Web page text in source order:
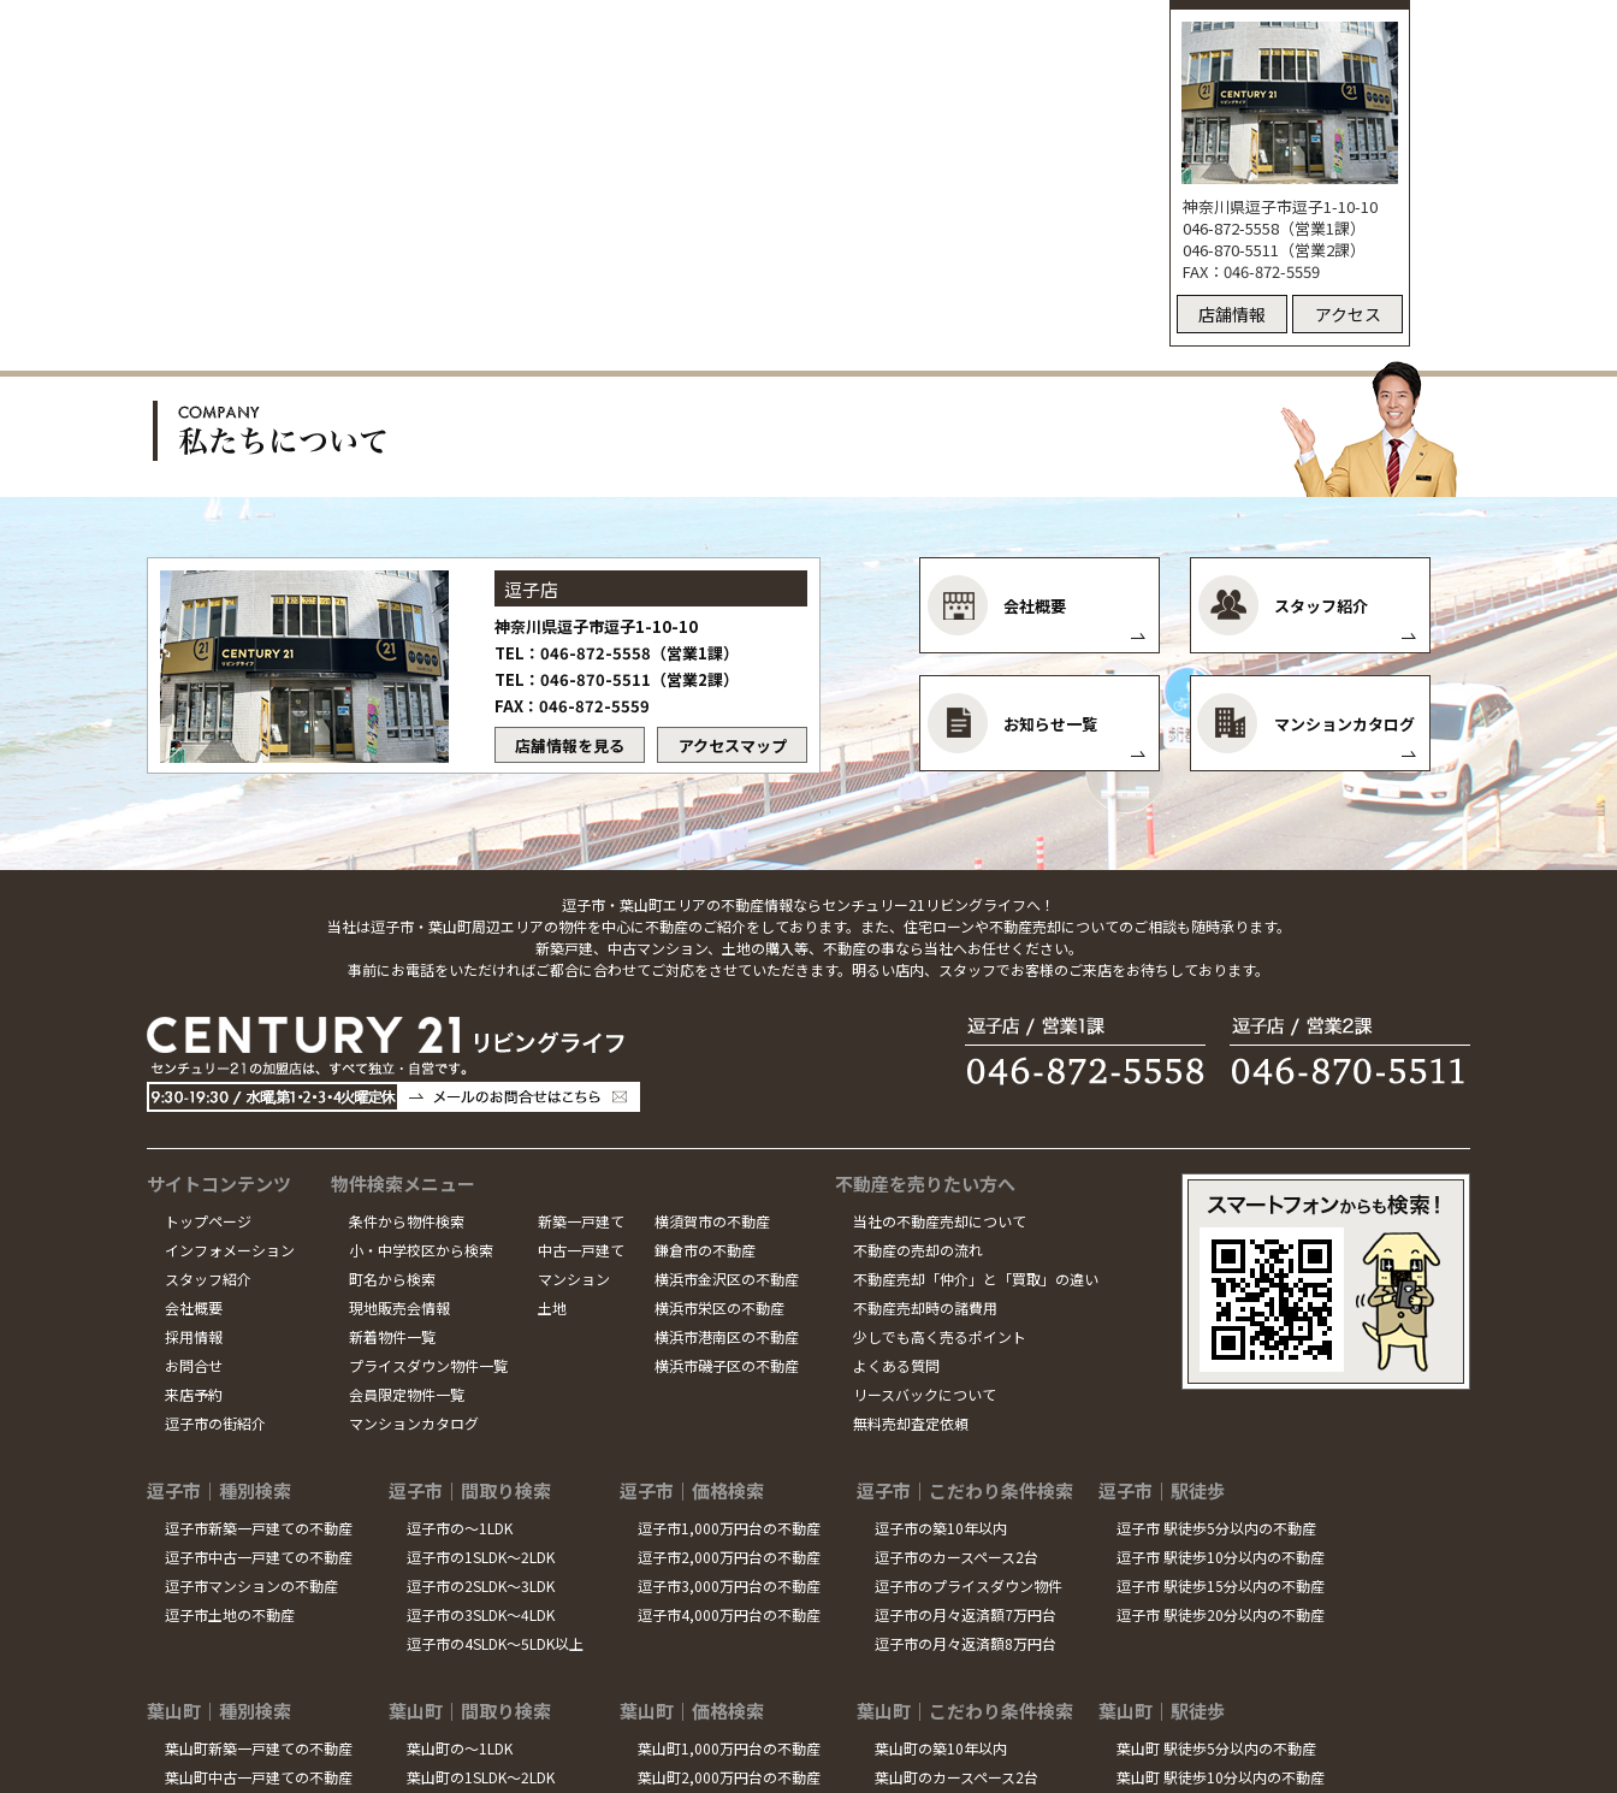
神奈川県逗子市逗子1-10-10
046-872-5558（営業1課）
046-870-5511（営業2課）
FAX：046-872-5559
店舗情報 アクセス
逗子店
神奈川県逗子市逗子1-10-10
TEL：046-872-5558（営業1課）
TEL：046-870-5511（営業2課）
FAX：046-872-5559
店舗情報を見る
アクセスマップ
会社概要 スタッフ紹介
お知らせ一覧 マンションカタログ
逗子市・葉山町エリアの不動産情報ならセンチュリー21リビングライフへ！
当社は逗子市・葉山町周辺エリアの物件を中心に不動産のご紹介をしております。また、住宅ローンや不動産売却についてのご相談も随時承ります。
新築戸建、中古マンション、土地の購入等、不動産の事なら当社へお任せください。
事前にお電話をいただければご都合に合わせてご対応をさせていただきます。明るい店内、スタッフでお客様のご来店をお待ちしております。
サイトコンテンツ
トップページ
インフォメーション
スタッフ紹介
会社概要
採用情報
お問合せ
来店予約
逗子市の街紹介
物件検索メニュー
条件から物件検索
小・中学校区から検索
町名から検索
現地販売会情報
新着物件一覧
プライスダウン物件一覧
会員限定物件一覧
マンションカタログ
新築一戸建て
中古一戸建て
マンション
土地
横須賀市の不動産
鎌倉市の不動産
横浜市金沢区の不動産
横浜市栄区の不動産
横浜市港南区の不動産
横浜市磯子区の不動産
不動産を売りたい方へ
当社の不動産売却について
不動産の売却の流れ
不動産売却「仲介」と「買取」の違い
不動産売却時の諸費用
少しでも高く売るポイント
よくある質問
リースバックについて
無料売却査定依頼
逗子市｜種別検索
逗子市新築一戸建ての不動産
逗子市中古一戸建ての不動産
逗子市マンションの不動産
逗子市土地の不動産
逗子市｜間取り検索
逗子市の～1LDK
逗子市の1SLDK～2LDK
逗子市の2SLDK～3LDK
逗子市の3SLDK～4LDK
逗子市の4SLDK～5LDK以上
逗子市｜価格検索
逗子市1,000万円台の不動産
逗子市2,000万円台の不動産
逗子市3,000万円台の不動産
逗子市4,000万円台の不動産
逗子市｜こだわり条件検索
逗子市の築10年以内
逗子市のカースペース2台
逗子市のプライスダウン物件
逗子市の月々返済額7万円台
逗子市の月々返済額8万円台
逗子市｜駅徒歩
逗子市 駅徒歩5分以内の不動産
逗子市 駅徒歩10分以内の不動産
逗子市 駅徒歩15分以内の不動産
逗子市 駅徒歩20分以内の不動産
葉山町｜種別検索
葉山町新築一戸建ての不動産
葉山町中古一戸建ての不動産
葉山町｜間取り検索
葉山町の～1LDK
葉山町の1SLDK～2LDK
葉山町｜価格検索
葉山町1,000万円台の不動産
葉山町2,000万円台の不動産
葉山町｜こだわり条件検索
葉山町の築10年以内
葉山町のカースペース2台
葉山町｜駅徒歩
葉山町 駅徒歩5分以内の不動産
葉山町 駅徒歩10分以内の不動産